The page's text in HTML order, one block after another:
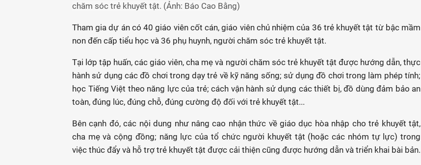
chăm sóc trẻ khuyết tật. (Ảnh: Báo Cao Bằng)
Tham gia dự án có 40 giáo viên cốt cán, giáo viên chủ nhiệm của 36 trẻ khuyết tật từ bậc mầm
non đến cấp tiểu học và 36 phụ huynh, người chăm sóc trẻ khuyết tật.
Tại lớp tập huấn, các giáo viên, cha mẹ và người chăm sóc trẻ khuyết tật được hướng dẫn, thực
hành sử dụng các đồ chơi trong dạy trẻ về kỹ năng sống; sử dụng đồ chơi trong làm phép tính;
học Tiếng Việt theo năng lực của trẻ; cách vận hành sử dụng các thiết bị, đồ dùng đảm bảo an
toàn, đúng lúc, đúng chỗ, đúng cường độ đối với trẻ khuyết tật...
Bên cạnh đó, các nội dung như nâng cao nhận thức về giáo dục hòa nhập cho trẻ khuyết tật,
cha mẹ và cộng đồng; năng lực của tổ chức người khuyết tật (hoặc các nhóm tự lực) trong
việc thúc đẩy và hỗ trợ trẻ khuyết tật được cải thiện cũng được hướng dẫn và triển khai bài bản.